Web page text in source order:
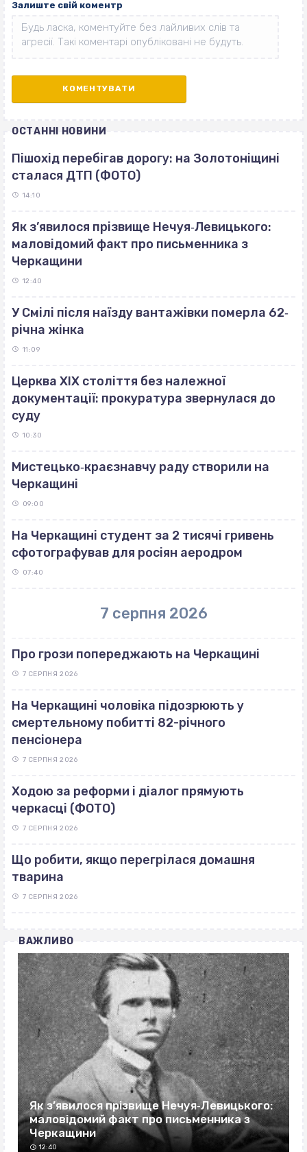
Залиште свій коментр
ОСТАННІ НОВИНИ
Пішохід перебігав дорогу: на Золотоніщині
сталася ДТП (ФОТО)
14:10
Як з’явилося прізвище Нечуя‐Левицького:
маловідомий факт про письменника з
Черкащини
12:40
У Смілі після наїзду вантажівки померла 62‐
річна жінка
11:09
Церква ХІХ століття без належної
документації: прокуратура звернулася до
суду
10:30
Мистецько‐краєзнавчу раду створили на
Черкащині
09:00
На Черкащині студент за 2 тисячі гривень
сфотографував для росіян аеродром
07:40
7 серпня 2026
Про грози попереджають на Черкащині
7 СЕРПНЯ 2026
На Черкащині чоловіка підозрюють у
смертельному побитті 82-річного
пенсіонера
7 СЕРПНЯ 2026
Ходою за реформи і діалог прямують
черкасці (ФОТО)
7 СЕРПНЯ 2026
Що робити, якщо перегрілася домашня
тварина
7 СЕРПНЯ 2026
ВАЖЛИВО
Як з’явилося прізвище Нечуя‐Левицького:
маловідомий факт про письменника з
Черкащини
12:40